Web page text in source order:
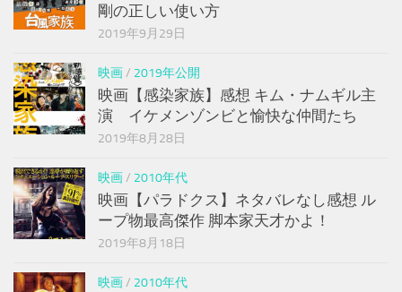
剛の正しい使い方
2019年9月29日
映画/ 2019年公開
映画【感染家族】感想 キム・ナムギル主
演 イケメンゾンビと愉快な仲間たち
2019年8月28日
映画/ 2010年代
映画【パラドクス】ネタバレなし感想 ル
ープ物最高傑作 脚本家天才かよ！
2019年8月18日
映画/ 2010年代